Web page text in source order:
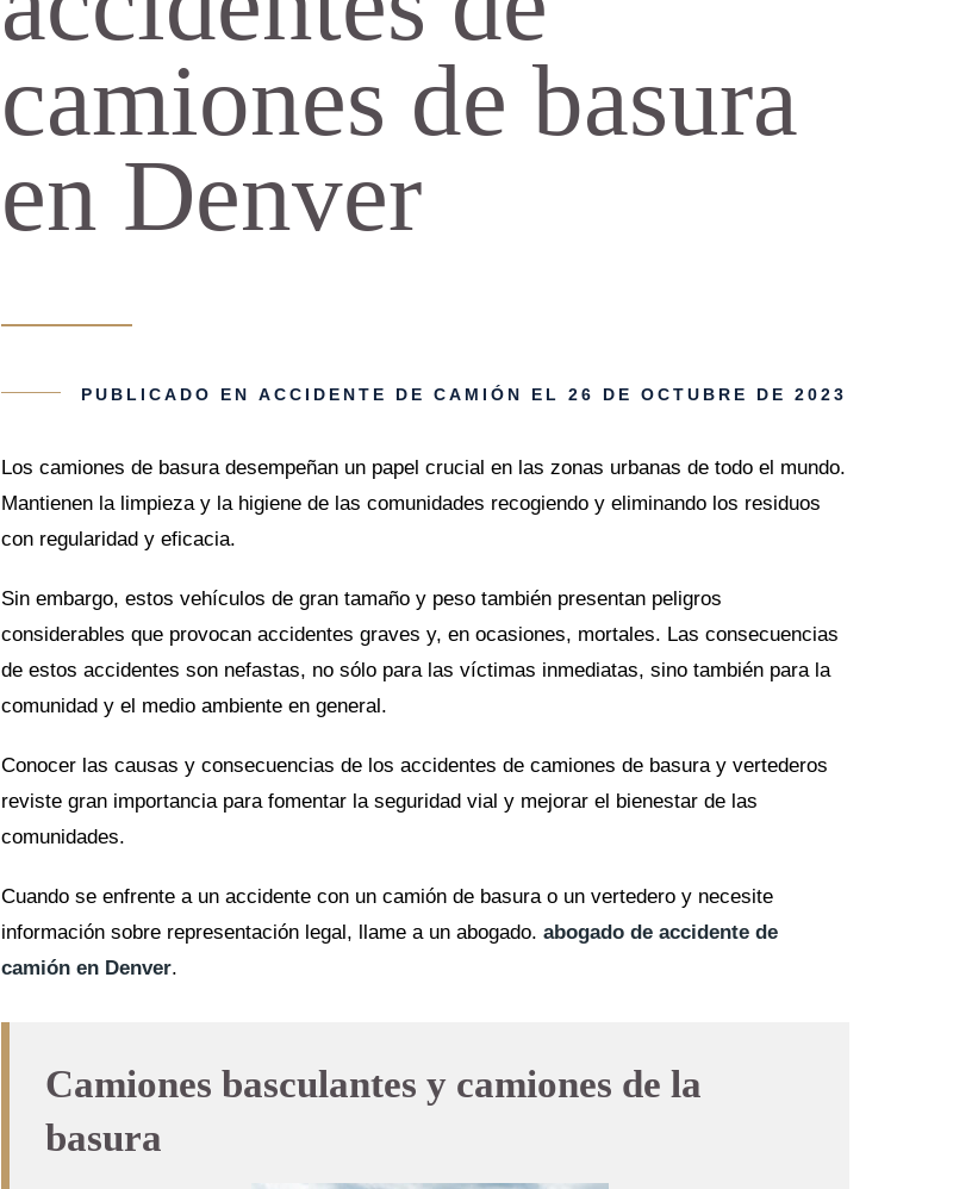
camiones de basura
en Denver
PUBLICADO ENACCIDENTE DE CAMIÓN EL 26 DE OCTUBRE DE 2023
Los camiones de basura desempeñan un papel crucial en las zonas urbanas de todo el mundo.
Mantienen la limpieza y la higiene de las comunidades recogiendo y eliminando los residuos
con regularidad y eficacia.
Sin embargo, estos vehículos de gran tamaño y peso también presentan peligros
considerables que provocan accidentes graves y, en ocasiones, mortales. Las consecuencias
de estos accidentes son nefastas, no sólo para las víctimas inmediatas, sino también para la
comunidad y el medio ambiente en general.
Conocer las causas y consecuencias de los accidentes de camiones de basura y vertederos
reviste gran importancia para fomentar la seguridad vial y mejorar el bienestar de las
comunidades.
Cuando se enfrente a un accidente con un camión de basura o un vertedero y necesite
información sobre representación legal, llame a un abogado.abogado de accidente de
camión en Denver.
Camiones basculantes y camiones de la
basura